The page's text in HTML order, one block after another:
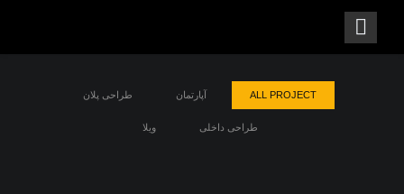
ALL PROJECT آپارتمان طراحی پلان
طراحی داخلی ویلا